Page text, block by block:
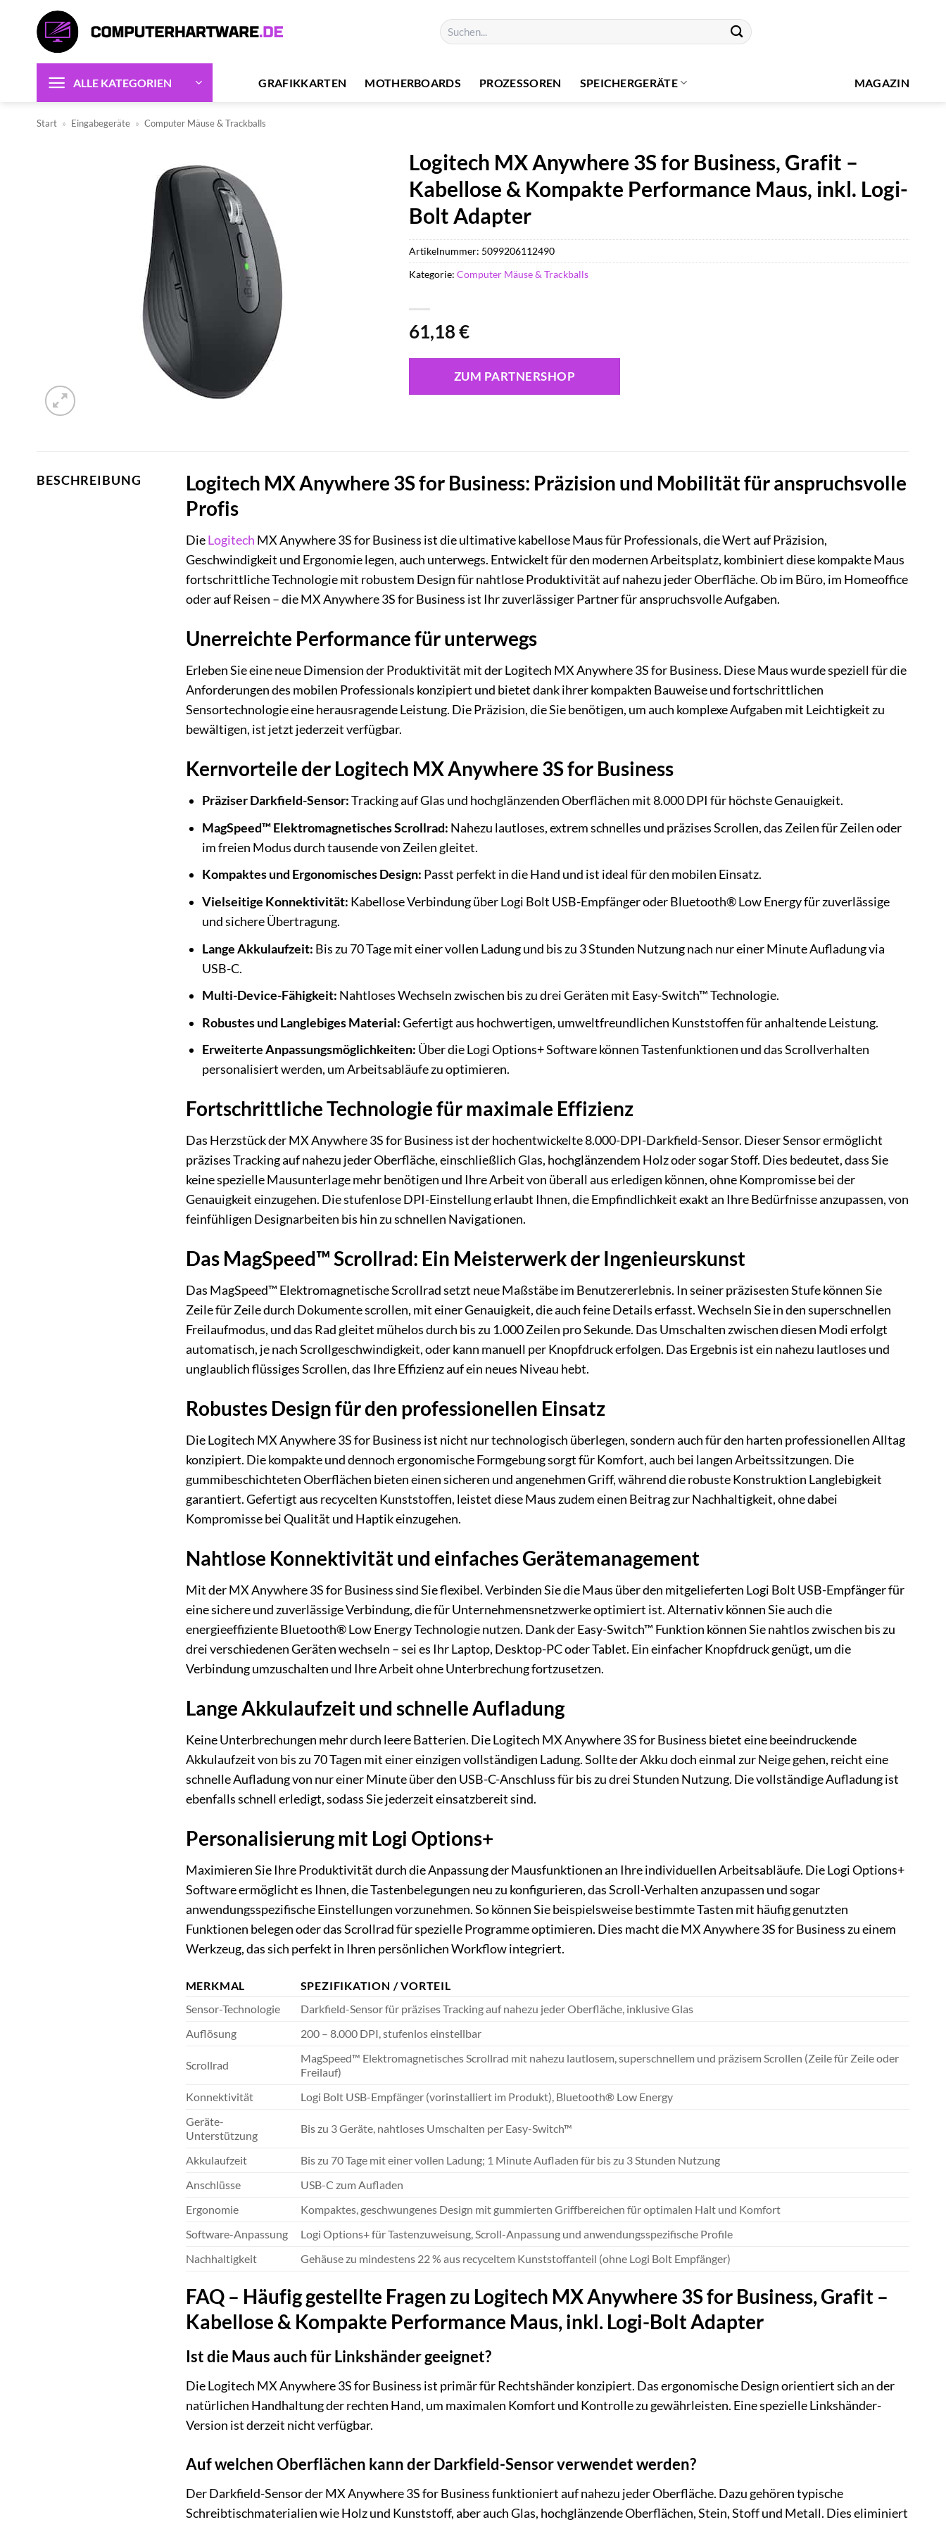
springen
Suchen
nach:
ALLE KATEGORIEN GRAFIKKARTEN MOTHERBOARDS PROZESSOREN SPEICHERGERÄTE MAGAZIN
Start » Eingabegeräte » Computer Mäuse & Trackballs
Logitech MX Anywhere 3S for Business, Grafit –
Kabellose & Kompakte Performance Maus, inkl. Logi-
Bolt Adapter
61,18€
ZUM PARTNERSHOP
Artikelnummer: 5099206112490
Kategorie:Computer Mäuse & Trackballs
BESCHREIBUNG
Logitech MX Anywhere 3S for Business: Präzision und Mobilität für anspruchsvolle
Profis
DieLogitech MX Anywhere 3S for Business ist die ultimative kabellose Maus für Professionals, die Wert auf Präzision,
Geschwindigkeit und Ergonomie legen, auch unterwegs. Entwickelt für den modernen Arbeitsplatz, kombiniert diese kompakte Maus
fortschrittliche Technologie mit robustem Design für nahtlose Produktivität auf nahezu jeder Oberfläche. Ob im Büro, im Homeoffice
oder auf Reisen – die MX Anywhere 3S for Business ist Ihr zuverlässiger Partner für anspruchsvolle Aufgaben.
Unerreichte Performance für unterwegs
Erleben Sie eine neue Dimension der Produktivität mit der Logitech MX Anywhere 3S for Business. Diese Maus wurde speziell für die
Anforderungen des mobilen Professionals konzipiert und bietet dank ihrer kompakten Bauweise und fortschrittlichen
Sensortechnologie eine herausragende Leistung. Die Präzision, die Sie benötigen, um auch komplexe Aufgaben mit Leichtigkeit zu
bewältigen, ist jetzt jederzeit verfügbar.
Kernvorteile der Logitech MX Anywhere 3S for Business
Präziser Darkfield-Sensor:Tracking auf Glas und hochglänzenden Oberflächen mit 8.000 DPI für höchste Genauigkeit.
MagSpeed™ Elektromagnetisches Scrollrad: Nahezu lautloses, extrem schnelles und präzises Scrollen, das Zeilen für Zeilen oder
im freien Modus durch tausende von Zeilen gleitet.
Kompaktes und Ergonomisches Design: Passt perfekt in die Hand und ist ideal für den mobilen Einsatz.
Vielseitige Konnektivität: Kabellose Verbindung über Logi Bolt USB-Empfänger oder Bluetooth® Low Energy für zuverlässige
und sichere Übertragung.
Lange Akkulaufzeit: Bis zu 70 Tage mit einer vollen Ladung und bis zu 3 Stunden Nutzung nach nur einer Minute Aufladung via
USB-C.
Multi-Device-Fähigkeit: Nahtloses Wechseln zwischen bis zu drei Geräten mit Easy-Switch™ Technologie.
Robustes und Langlebiges Material:Gefertigt aus hochwertigen, umweltfreundlichen Kunststoffen für anhaltende Leistung.
Erweiterte Anpassungsmöglichkeiten: Über die Logi Options+ Software können Tastenfunktionen und das Scrollverhalten
personalisiert werden, um Arbeitsabläufe zu optimieren.
Fortschrittliche Technologie für maximale Effizienz
Das Herzstück der MX Anywhere 3S for Business ist der hochentwickelte 8.000-DPI-Darkfield-Sensor. Dieser Sensor ermöglicht
präzises Tracking auf nahezu jeder Oberfläche, einschließlich Glas, hochglänzendem Holz oder sogar Stoff. Dies bedeutet, dass Sie
keine spezielle Mausunterlage mehr benötigen und Ihre Arbeit von überall aus erledigen können, ohne Kompromisse bei der
Genauigkeit einzugehen. Die stufenlose DPI-Einstellung erlaubt Ihnen, die Empfindlichkeit exakt an Ihre Bedürfnisse anzupassen, von
feinfühligen Designarbeiten bis hin zu schnellen Navigationen.
Das MagSpeed™ Scrollrad: Ein Meisterwerk der Ingenieurskunst
Das MagSpeed™ Elektromagnetische Scrollrad setzt neue Maßstäbe im Benutzererlebnis. In seiner präzisesten Stufe können Sie
Zeile für Zeile durch Dokumente scrollen, mit einer Genauigkeit, die auch feine Details erfasst. Wechseln Sie in den superschnellen
Freilaufmodus, und das Rad gleitet mühelos durch bis zu 1.000 Zeilen pro Sekunde. Das Umschalten zwischen diesen Modi erfolgt
automatisch, je nach Scrollgeschwindigkeit, oder kann manuell per Knopfdruck erfolgen. Das Ergebnis ist ein nahezu lautloses und
unglaublich flüssiges Scrollen, das Ihre Effizienz auf ein neues Niveau hebt.
Robustes Design für den professionellen Einsatz
Die Logitech MX Anywhere 3S for Business ist nicht nur technologisch überlegen, sondern auch für den harten professionellen Alltag
konzipiert. Die kompakte und dennoch ergonomische Formgebung sorgt für Komfort, auch bei langen Arbeitssitzungen. Die
gummibeschichteten Oberflächen bieten einen sicheren und angenehmen Griff, während die robuste Konstruktion Langlebigkeit
garantiert. Gefertigt aus recycelten Kunststoffen, leistet diese Maus zudem einen Beitrag zur Nachhaltigkeit, ohne dabei
Kompromisse bei Qualität und Haptik einzugehen.
Nahtlose Konnektivität und einfaches Gerätemanagement
Mit der MX Anywhere 3S for Business sind Sie flexibel. Verbinden Sie die Maus über den mitgelieferten Logi Bolt USB-Empfänger für
eine sichere und zuverlässige Verbindung, die für Unternehmensnetzwerke optimiert ist. Alternativ können Sie auch die
energieeffiziente Bluetooth® Low Energy Technologie nutzen. Dank der Easy-Switch™ Funktion können Sie nahtlos zwischen bis zu
drei verschiedenen Geräten wechseln – sei es Ihr Laptop, Desktop-PC oder Tablet. Ein einfacher Knopfdruck genügt, um die
Verbindung umzuschalten und Ihre Arbeit ohne Unterbrechung fortzusetzen.
Lange Akkulaufzeit und schnelle Aufladung
Keine Unterbrechungen mehr durch leere Batterien. Die Logitech MX Anywhere 3S for Business bietet eine beeindruckende
Akkulaufzeit von bis zu 70 Tagen mit einer einzigen vollständigen Ladung. Sollte der Akku doch einmal zur Neige gehen, reicht eine
schnelle Aufladung von nur einer Minute über den USB-C-Anschluss für bis zu drei Stunden Nutzung. Die vollständige Aufladung ist
ebenfalls schnell erledigt, sodass Sie jederzeit einsatzbereit sind.
Personalisierung mit Logi Options+
Maximieren Sie Ihre Produktivität durch die Anpassung der Mausfunktionen an Ihre individuellen Arbeitsabläufe. Die Logi Options+
Software ermöglicht es Ihnen, die Tastenbelegungen neu zu konfigurieren, das Scroll-Verhalten anzupassen und sogar
anwendungsspezifische Einstellungen vorzunehmen. So können Sie beispielsweise bestimmte Tasten mit häufig genutzten
Funktionen belegen oder das Scrollrad für spezielle Programme optimieren. Dies macht die MX Anywhere 3S for Business zu einem
Werkzeug, das sich perfekt in Ihren persönlichen Workflow integriert.
MERKMAL
SPEZIFIKATION / VORTEIL
Sensor-Technologie
Darkfield-Sensor für präzises Tracking auf nahezu jeder Oberfläche, inklusive Glas
Auflösung
200 – 8.000 DPI, stufenlos einstellbar
Scrollrad
MagSpeed™ Elektromagnetisches Scrollrad mit nahezu lautlosem, superschnellem und präzisem Scrollen (Zeile für Zeile oder
Freilauf)
Konnektivität
Logi Bolt USB-Empfänger (vorinstalliert im Produkt), Bluetooth® Low Energy
Geräte-
Unterstützung
Bis zu 3 Geräte, nahtloses Umschalten per Easy-Switch™
Akkulaufzeit
Bis zu 70 Tage mit einer vollen Ladung; 1 Minute Aufladen für bis zu 3 Stunden Nutzung
Anschlüsse
USB-C zum Aufladen
Ergonomie
Kompaktes, geschwungenes Design mit gummierten Griffbereichen für optimalen Halt und Komfort
Software-Anpassung
Logi Options+ für Tastenzuweisung, Scroll-Anpassung und anwendungsspezifische Profile
Nachhaltigkeit
Gehäuse zu mindestens 22 % aus recyceltem Kunststoffanteil (ohne Logi Bolt Empfänger)
FAQ – Häufig gestellte Fragen zu Logitech MX Anywhere 3S for Business, Grafit –
Kabellose & Kompakte Performance Maus, inkl. Logi-Bolt Adapter
Ist die Maus auch für Linkshänder geeignet?
Die Logitech MX Anywhere 3S for Business ist primär für Rechtshänder konzipiert. Das ergonomische Design orientiert sich an der
natürlichen Handhaltung der rechten Hand, um maximalen Komfort und Kontrolle zu gewährleisten. Eine spezielle Linkshänder-
Version ist derzeit nicht verfügbar.
Auf welchen Oberflächen kann der Darkfield-Sensor verwendet werden?
Der Darkfield-Sensor der MX Anywhere 3S for Business funktioniert auf nahezu jeder Oberfläche. Dazu gehören typische
Schreibtischmaterialien wie Holz und Kunststoff, aber auch Glas, hochglänzende Oberflächen, Stein, Stoff und Metall. Dies eliminiert